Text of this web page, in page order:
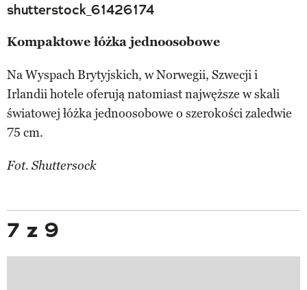
shutterstock_61426174
Kompaktowe łóżka jednoosobowe
Na Wyspach Brytyjskich, w Norwegii, Szwecji i
Irlandii hotele oferują natomiast najwęższe w skali
światowej łóżka jednoosobowe o szerokości zaledwie
75 cm.
Fot. Shuttersock
7 z 9